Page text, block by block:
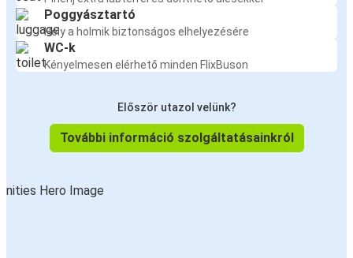
Poggyásztartó
Hely a holmik biztonságos elhelyezésére
WC-k
Kényelmesen elérhető minden FlixBuson
Először utazol velünk?
További információ szolgáltatásainkról